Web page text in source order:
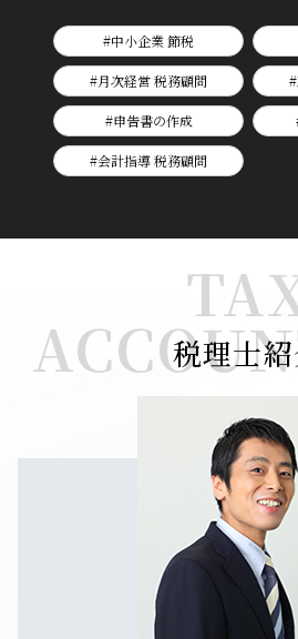
#中小企業 節税
#月次経営 税務顧問
#申告書の作成
#会計指導 税務顧問
税理士